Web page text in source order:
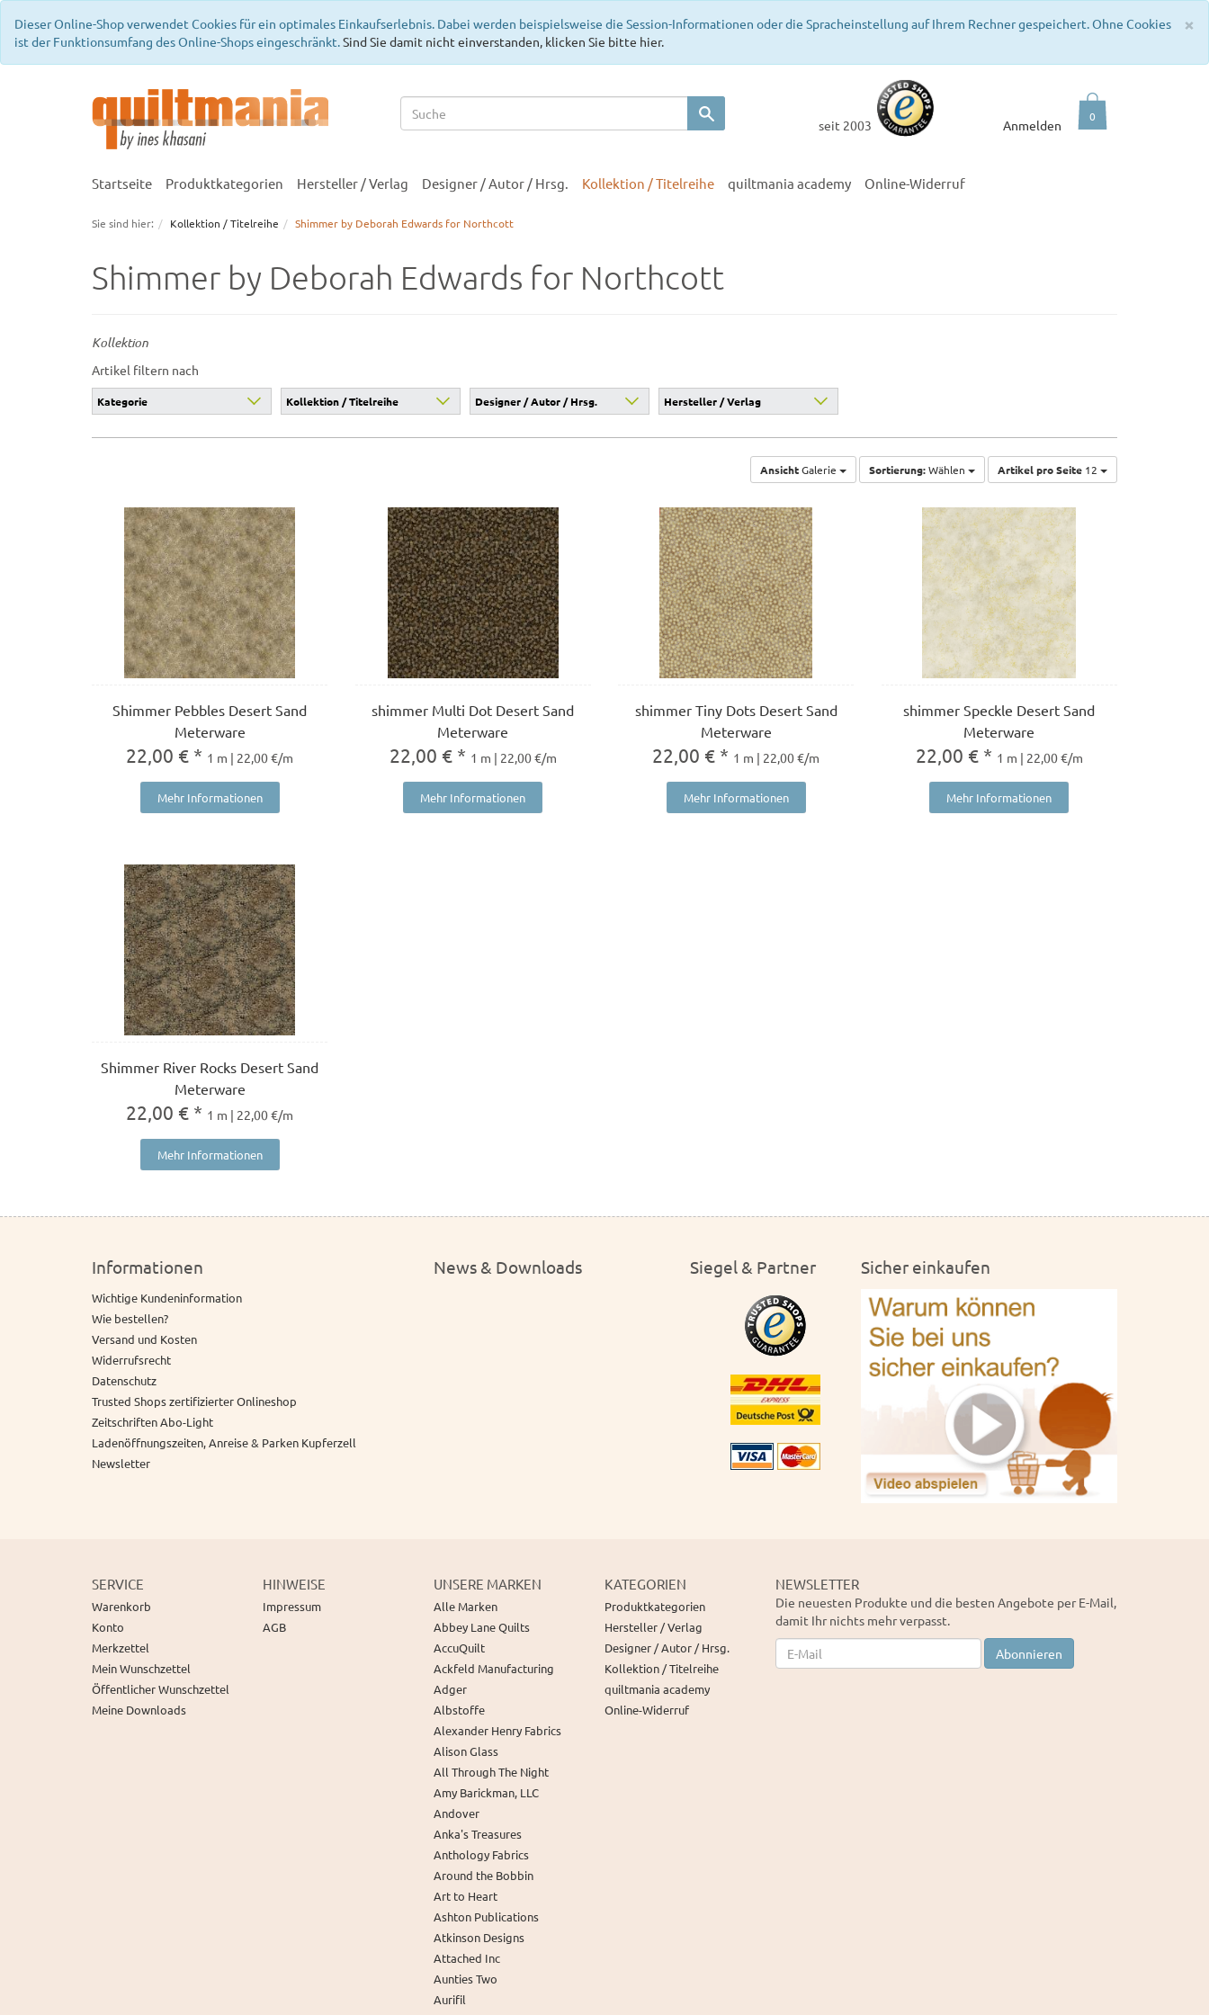
×
Dieser Online-Shop verwendet Cookies für ein optimales Einkaufserlebnis. Dabei werden beispielsweise die Session-Informationen oder die Spracheinstellung auf Ihrem Rechner gespeichert. Ohne Cookies
ist der Funktionsumfang des Online-Shops eingeschränkt.Sind Sie damit nicht einverstanden, klicken Sie bitte hier.
seit 2003 Anmelden
0
Startseite Produktkategorien Hersteller / Verlag Designer / Autor / Hrsg. Kollektion / Titelreihe quiltmania academy Online-Widerruf
Sie sind hier: Kollektion / Titelreihe Shimmer by Deborah Edwards for Northcott
Shimmer by Deborah Edwards for Northcott
Kollektion
Artikel filtern nach
Kategorie Kollektion / Titelreihe Designer / Autor / Hrsg. Hersteller / Verlag
AnsichtGalerie Sortierung:Wählen Artikel pro Seite 12
Shimmer Pebbles Desert Sand
Meterware
22,00 € * 1 m | 22,00 €/m
Mehr Informationen
shimmer Multi Dot Desert Sand
Meterware
22,00 € * 1 m | 22,00 €/m
Mehr Informationen
shimmer Tiny Dots Desert Sand
Meterware
22,00 € * 1 m | 22,00 €/m
Mehr Informationen
shimmer Speckle Desert Sand
Meterware
22,00 € * 1 m | 22,00 €/m
Mehr Informationen
Shimmer River Rocks Desert Sand
Meterware
22,00 € * 1 m | 22,00 €/m
Mehr Informationen
Informationen
Wichtige Kundeninformation
Wie bestellen?
Versand und Kosten
Widerrufsrecht
Datenschutz
Trusted Shops zertifizierter Onlineshop
Zeitschriften Abo-Light
Ladenöffnungszeiten, Anreise & Parken Kupferzell
Newsletter
News & Downloads Siegel & Partner Sicher einkaufen
SERVICE
Warenkorb
Konto
Merkzettel
Mein Wunschzettel
Öffentlicher Wunschzettel
Meine Downloads
HINWEISE
Impressum
AGB
UNSERE MARKEN
Alle Marken
Abbey Lane Quilts
AccuQuilt
Ackfeld Manufacturing
Adger
Albstoffe
Alexander Henry Fabrics
Alison Glass
All Through The Night
Amy Barickman, LLC
Andover
Anka's Treasures
Anthology Fabrics
Around the Bobbin
Art to Heart
Ashton Publications
Atkinson Designs
Attached Inc
Aunties Two
Aurifil
KATEGORIEN
Produktkategorien
Hersteller / Verlag
Designer / Autor / Hrsg.
Kollektion / Titelreihe
quiltmania academy
Online-Widerruf
NEWSLETTER
Die neuesten Produkte und die besten Angebote per E-Mail,
damit Ihr nichts mehr verpasst.
Newsletter
Abonnieren